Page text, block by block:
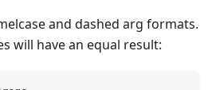
and dashed arg formats.
will have an equal result: